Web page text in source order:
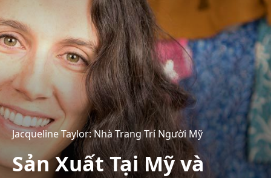
Jacqueline Taylor: Nhà Trang Trí Người Mỹ
Sản Xuất Tại Mỹ và